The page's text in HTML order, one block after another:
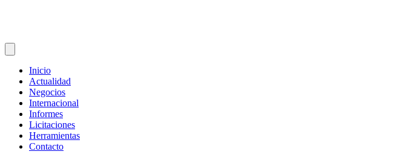
Inicio
Actualidad
Negocios
Internacional
Informes
Licitaciones
Herramientas
Contacto